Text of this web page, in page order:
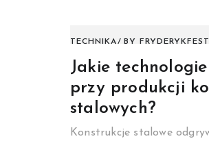
TECHNIKA BY
Jakie
przy produkcji
stalowych?
Konstrukcje stalowe